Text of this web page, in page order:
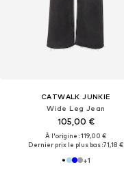
CATWALK JUNKIE
Wide Leg Jean
105,00 €
À l'origine : 119,00 €
Dernier prix le plus bas :71,18 €
+1